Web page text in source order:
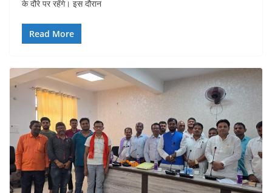
के दौरे पर रहेंगे। इस दौरान
Read More